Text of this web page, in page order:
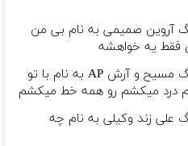
آروین صمیمی به نام بی من
فقط یه خواهشه
دانلود آهنگ مسیح و آرش AP به نام با تو
درد میکشم رو همه خط میکشم
علی زند وکیلی به نام چه